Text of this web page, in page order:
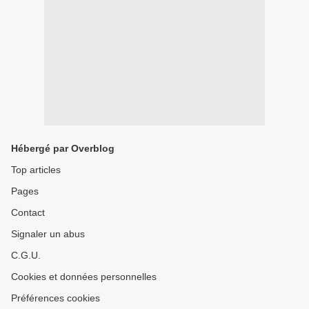
Hébergé par Overblog
Top articles
Pages
Contact
Signaler un abus
C.G.U.
Cookies et données personnelles
Préférences cookies